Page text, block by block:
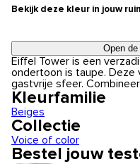
Bekijk deze kleur in jouw
Open
Eiffel Tower is een
ondertoon is taupe.
gastvrije sfeer.
Kleurfamilie
Beiges
Collectie
Voice of color
Bestel jouw